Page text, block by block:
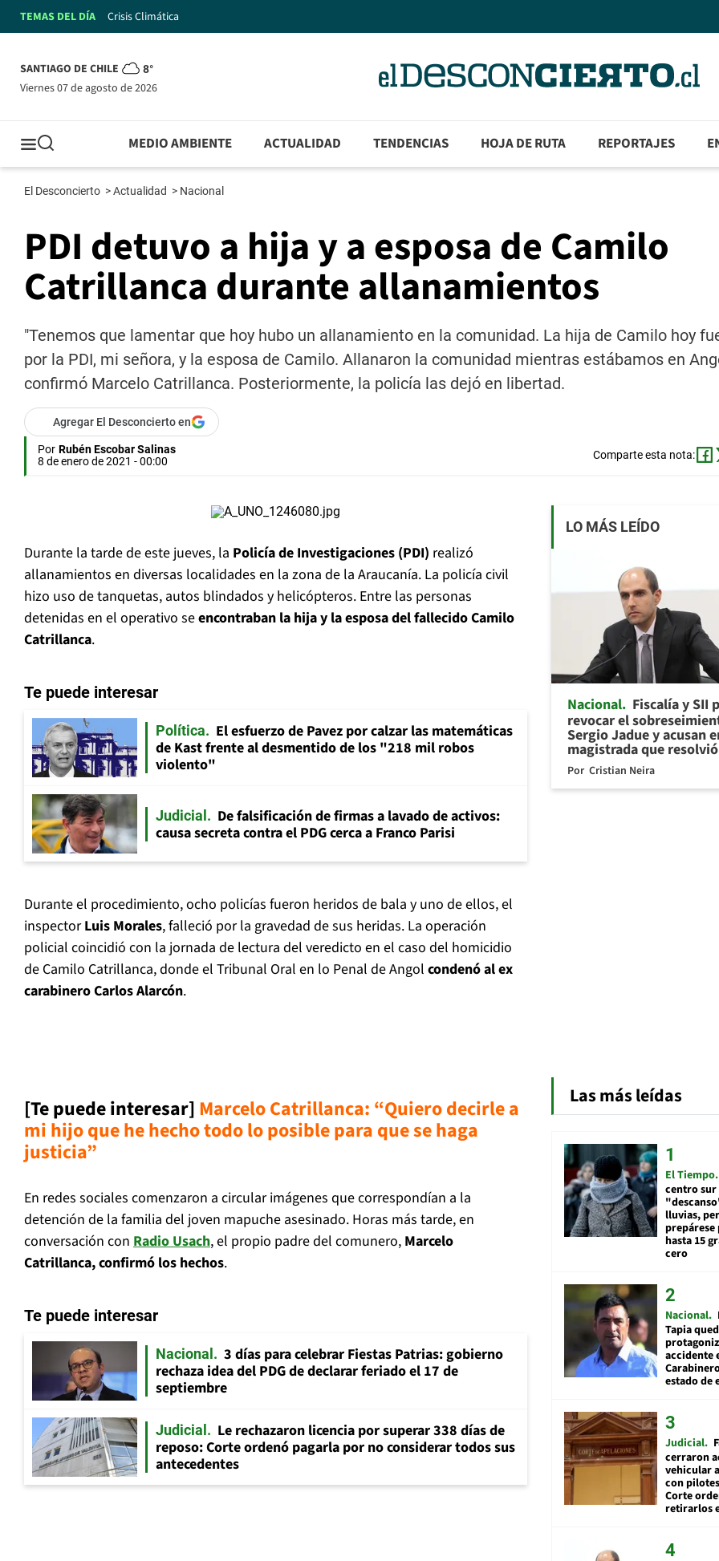
TEMAS DEL DÍA Crisis Climática
SANTIAGO DE CHILE 8°
viernes 07 de agosto de 2026
MEDIO AMBIENTE ACTUALIDAD TENDENCIAS HOJA DE RUTA REPORTAJES
El Desconcierto >Actualidad > Nacional
PDI detuvo a hija y a esposa de Camilo
Catrillanca durante allanamientos
"Tenemos que lamentar que hoy hubo un allanamiento en la comunidad. La hija de Camilo hoy
por la PDI, mi señora, y la esposa de Camilo. Allanaron la comunidad mientras estábamos en
confirmó Marcelo Catrillanca. Posteriormente, la policía las dejó en libertad.
Agregar El Desconcierto en
Por Rubén Escobar Salinas
8 de enero de 2021 - 00:00
Comparte esta nota:
Durante la tarde de este jueves, la Policía de Investigaciones (PDI) realizó
allanamientos en diversas localidades en la zona de la Araucanía. La policía civil
hizo uso de tanquetas, autos blindados y helicópteros. Entre las personas
detenidas en el operativo seencontraban la hija y la esposa del fallecido Camilo
Catrillanca.
Te puede interesar
Política
El esfuerzo de Pavez por calzar las matemáticas
de Kast frente al desmentido de los "218 mil robos
violento"
Judicial
De falsificación de firmas a lavado de activos:
causa secreta contra el PDG cerca a Franco Parisi
Durante el procedimiento, ocho policías fueron heridos de bala y uno de ellos, el
inspectorLuis Morales, falleció por la gravedad de sus heridas. La operación
policial coincidió con la jornada de lectura del veredicto en el caso del homicidio
de Camilo Catrillanca, donde el Tribunal Oral en lo Penal de Angol condenó al ex
carabinero Carlos Alarcón.
[Te puede interesar] Marcelo Catrillanca: “Quiero decirle a
mi hijo que he hecho todo lo posible para que se haga
justicia”
En redes sociales comenzaron a circular imágenes que correspondían a la
detención de la familia del joven mapuche asesinado. Horas más tarde, en
conversación con Radio Usach, el propio padre del comunero, Marcelo
Catrillanca, confirmó los hechos.
Te puede interesar
Nacional
3 días para celebrar Fiestas Patrias: gobierno
rechaza idea del PDG de declarar feriado el 17 de
septiembre
Judicial
Le rechazaron licencia por superar 338 días de
reposo: Corte ordenó pagarla por no considerar todos sus
antecedentes
LO MÁS LEÍDO
Nacional Fiscalía y SII
revocar el
Sergio Jadue y acusan
magistrada que resolvió
Por Cristian Neira
Las más leídas
El Tiempo
centro
lluvias,
hasta 15
cero
Nacional
Tapia
accidente
estado de
Judicial
cerraron
vehicular
con
Corte
retirarlos